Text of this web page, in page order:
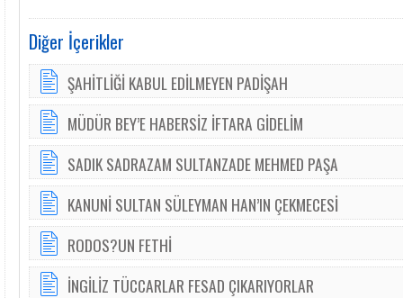
Diğer İçerikler
ŞAHİTLİĞİ KABUL EDİLMEYEN PADİŞAH
MÜDÜR BEY’E HABERSİZ İFTARA GİDELİM
SADIK SADRAZAM SULTANZADE MEHMED PAŞA
KANUNİ SULTAN SÜLEYMAN HAN’IN ÇEKMECESİ
RODOS?UN FETHİ
İNGİLİZ TÜCCARLAR FESAD ÇIKARIYORLAR